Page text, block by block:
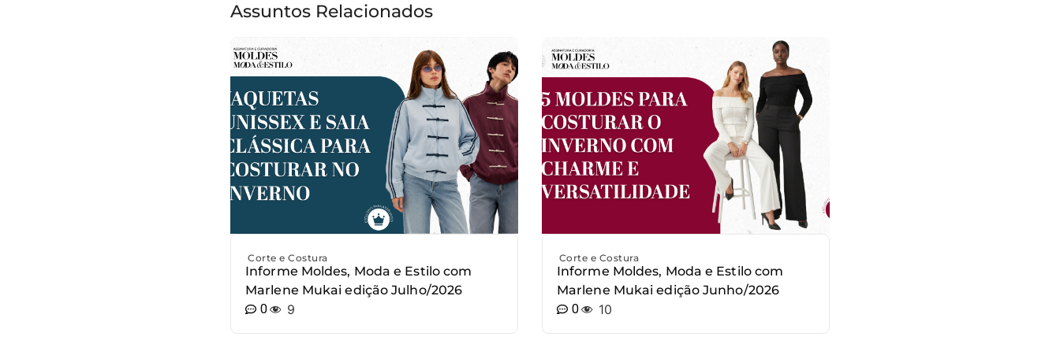
Assuntos Relacionados
Corte e Costura
Informe Moldes, Moda e Estilo com
Marlene Mukai edição Julho/2026
0
9
Corte e Costura
Informe Moldes, Moda e Estilo com
Marlene Mukai edição Junho/2026
0
10